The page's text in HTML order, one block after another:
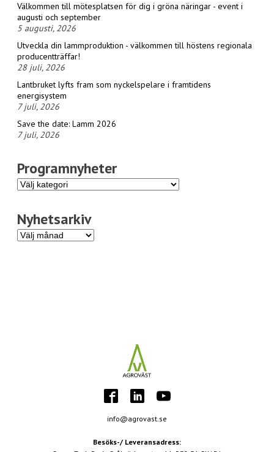
Välkommen till mötesplatsen för dig i gröna näringar - event i
augusti och september
5 augusti, 2026
Utveckla din lammproduktion - välkommen till höstens regionala
producentträffar!
28 juli, 2026
Lantbruket lyfts fram som nyckelspelare i framtidens
energisystem
7 juli, 2026
Save the date: Lamm 2026
7 juli, 2026
Programnyheter
Programnyheter
Nyhetsarkiv
Nyhetsarkiv
info@agrovast.se
Besöks-/ Leveransadress: